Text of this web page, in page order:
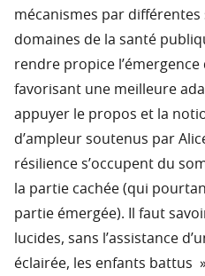
mécanismes par différentes
domaines de la santé
rendre propice l’émergence
favorisant une meilleure
appuyer le propos et la
d’ampleur soutenus par
résilience s’occupent du
la partie cachée (qui
partie émergée). Il faut
lucides, sans l’assistance
éclairée, les enfants battus